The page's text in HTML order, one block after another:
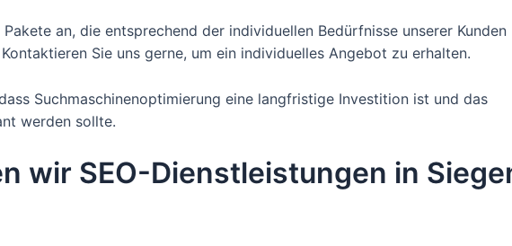
an, die entsprechend der individuellen Bedürfnisse unserer Kunden
Sie uns gerne, um ein individuelles Angebot zu erhalten.
Suchmaschinenoptimierung eine langfristige Investition ist und das
werden sollte.
wir SEO-Dienstleistungen in